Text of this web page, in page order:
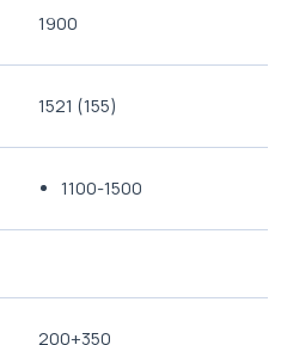
1900
1521 (155)
1100-1500
200+350